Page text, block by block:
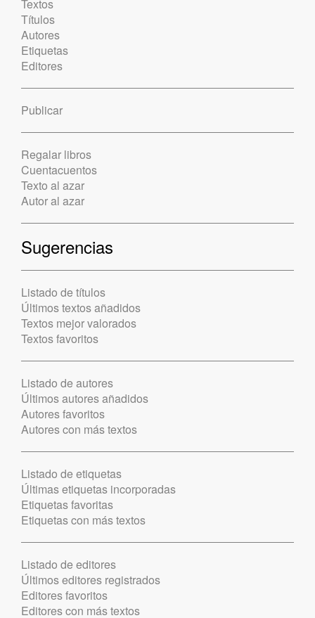
Textos
Títulos
Autores
Etiquetas
Editores
Publicar
Regalar libros
Cuentacuentos
Texto al azar
Autor al azar
Sugerencias
Listado de títulos
Últimos textos añadidos
Textos mejor valorados
Textos favoritos
Listado de autores
Últimos autores añadidos
Autores favoritos
Autores con más textos
Listado de etiquetas
Últimas etiquetas incorporadas
Etiquetas favoritas
Etiquetas con más textos
Listado de editores
Últimos editores registrados
Editores favoritos
Editores con más textos